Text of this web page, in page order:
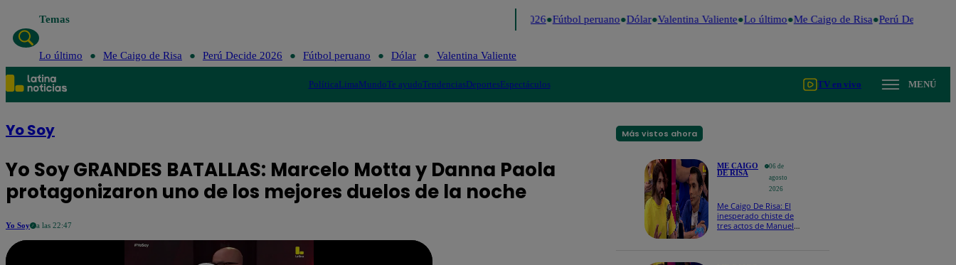
Temas Perú Decide 2026 Fútbol peruano Dólar Valentina Valiente Lo último Me Caigo de Risa Perú Decide 2026
Lo último Me Caigo de Risa Perú Decide 2026 Fútbol peruano Dólar Valentina Valiente
PolíticaLimaMundoTe ayudoTendenciasDeportesEspectáculos TV en vivo MENÚ
Yo Soy
Yo Soy GRANDES BATALLAS: Marcelo Motta y Danna Paola
protagonizaron uno de los mejores duelos de la noche
Yo Soy a las 22:47
Más vistos ahora
ME CAIGO
DE RISA
06 de
agosto
2026
Me Caigo De Risa: El
inesperado chiste de
tres actos de Manuel